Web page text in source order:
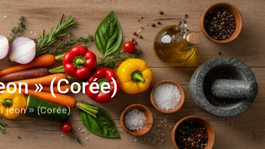
» (Corée)
jeon » (Corée)